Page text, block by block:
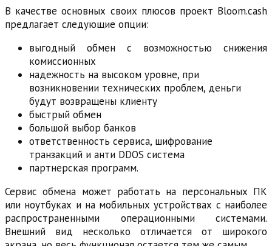
В качестве основных своих плюсов проект Bloom.cash
предлагает следующие опции:
выгодный обмен с возможностью снижения
комиссионных
надежность на высоком уровне, при
возникновении технических проблем, деньги
будут возвращены клиенту
быстрый обмен
большой выбор банков
ответственность сервиса, шифрование
транзакций и анти DDOS система
партнерская программ.
Сервис обмена может работать на персональных ПК
или ноутбуках и на мобильных устройствах с наиболее
распространенными операционными системами.
Внешний вид несколько отличается от широкого